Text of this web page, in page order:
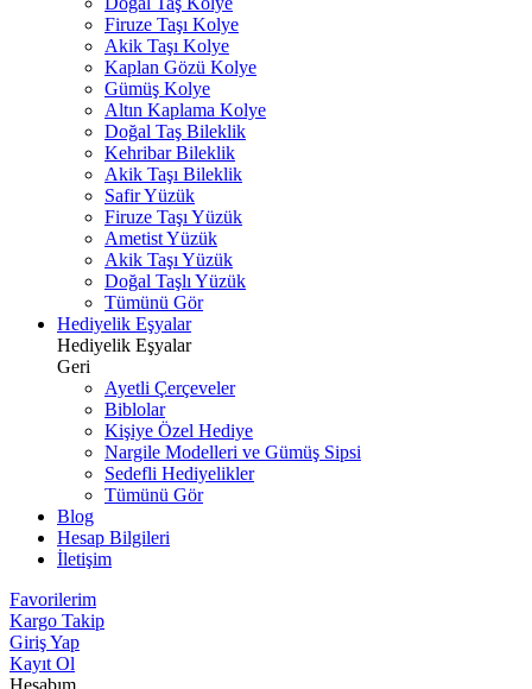
Firuze Taşı Kolye
Akik Taşı Kolye
Kaplan Gözü Kolye
Gümüş Kolye
Altın Kaplama Kolye
Doğal Taş Bileklik
Kehribar Bileklik
Akik Taşı Bileklik
Safir Yüzük
Firuze Taşı Yüzük
Ametist Yüzük
Akik Taşı Yüzük
Doğal Taşlı Yüzük
Tümünü Gör
Hediyelik Eşyalar
Hediyelik Eşyalar
Geri
Ayetli Çerçeveler
Biblolar
Kişiye Özel Hediye
Nargile Modelleri ve Gümüş Sipsi
Sedefli Hediyelikler
Tümünü Gör
Blog
Hesap Bilgileri
İletişim
Favorilerim
Kargo Takip
Giriş Yap
Kayıt Ol
Hesabım